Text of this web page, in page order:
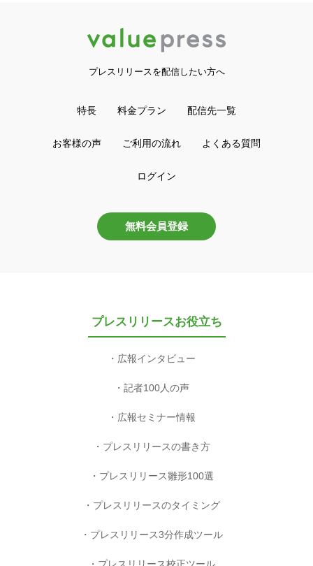
プレスリリースを配信したい方へ
特長 料金プラン 配信先一覧
お客様の声 ご利用の流れ よくある質問
ログイン
無料会員登録
プレスリリースお役立ち
広報インタビュー
記者100人の声
広報セミナー情報
プレスリリースの書き方
プレスリリース雛形100選
プレスリリースのタイミング
プレスリリース3分作成ツール
プレスリリース校正ツール